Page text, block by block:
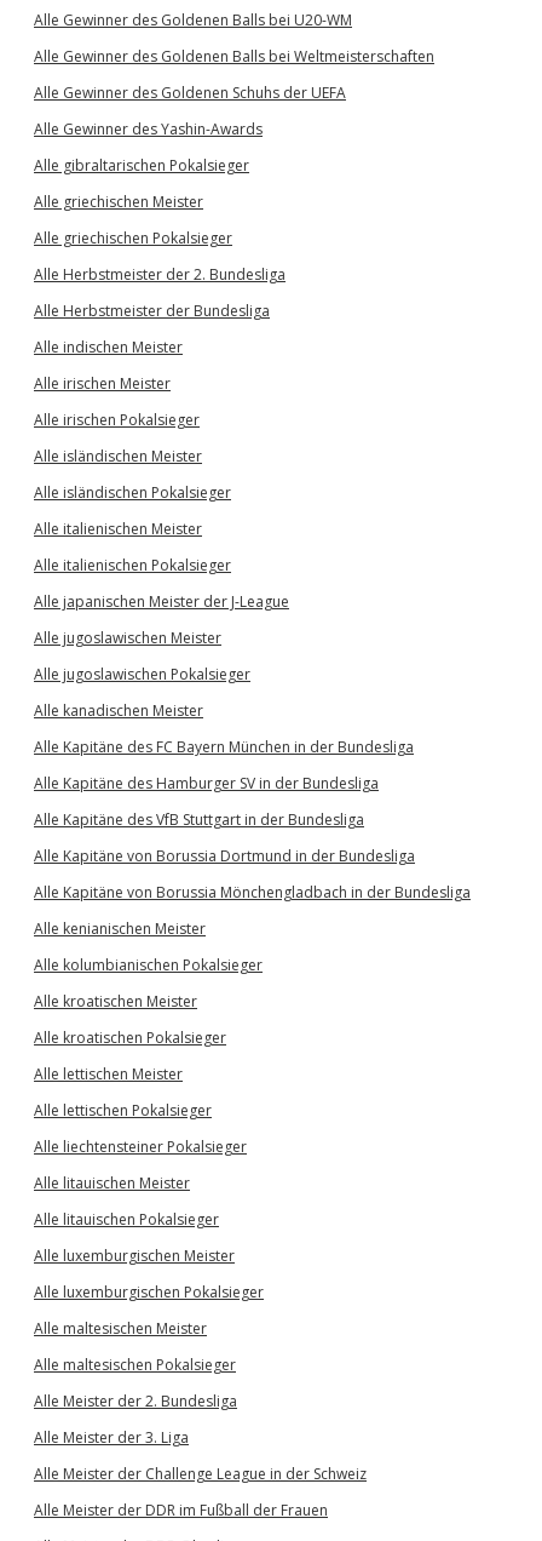
Alle Gewinner des Goldenen Balls bei U20-WM
Alle Gewinner des Goldenen Balls bei Weltmeisterschaften
Alle Gewinner des Goldenen Schuhs der UEFA
Alle Gewinner des Yashin-Awards
Alle gibraltarischen Pokalsieger
Alle griechischen Meister
Alle griechischen Pokalsieger
Alle Herbstmeister der 2. Bundesliga
Alle Herbstmeister der Bundesliga
Alle indischen Meister
Alle irischen Meister
Alle irischen Pokalsieger
Alle isländischen Meister
Alle isländischen Pokalsieger
Alle italienischen Meister
Alle italienischen Pokalsieger
Alle japanischen Meister der J-League
Alle jugoslawischen Meister
Alle jugoslawischen Pokalsieger
Alle kanadischen Meister
Alle Kapitäne des FC Bayern München in der Bundesliga
Alle Kapitäne des Hamburger SV in der Bundesliga
Alle Kapitäne des VfB Stuttgart in der Bundesliga
Alle Kapitäne von Borussia Dortmund in der Bundesliga
Alle Kapitäne von Borussia Mönchengladbach in der Bundesliga
Alle kenianischen Meister
Alle kolumbianischen Pokalsieger
Alle kroatischen Meister
Alle kroatischen Pokalsieger
Alle lettischen Meister
Alle lettischen Pokalsieger
Alle liechtensteiner Pokalsieger
Alle litauischen Meister
Alle litauischen Pokalsieger
Alle luxemburgischen Meister
Alle luxemburgischen Pokalsieger
Alle maltesischen Meister
Alle maltesischen Pokalsieger
Alle Meister der 2. Bundesliga
Alle Meister der 3. Liga
Alle Meister der Challenge League in der Schweiz
Alle Meister der DDR im Fußball der Frauen